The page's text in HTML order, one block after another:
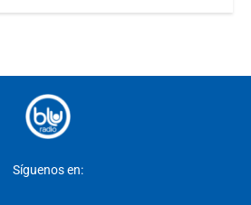
Síguenos en: